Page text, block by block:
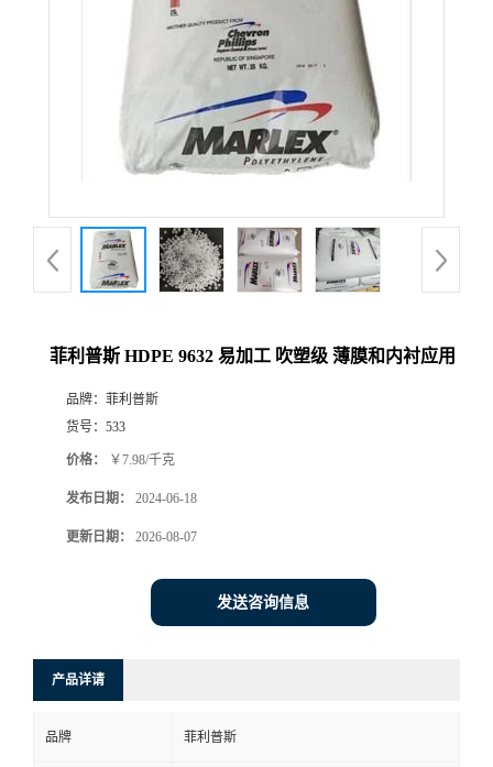
菲利普斯 HDPE 9632 易加工 吹塑级 薄膜和内衬应用
品牌： 菲利普斯
货号： 533
价格： ￥7.98/千克
发布日期： 2024-06-18
更新日期： 2026-08-07
发送咨询信息
产品详请
品牌 菲利普斯